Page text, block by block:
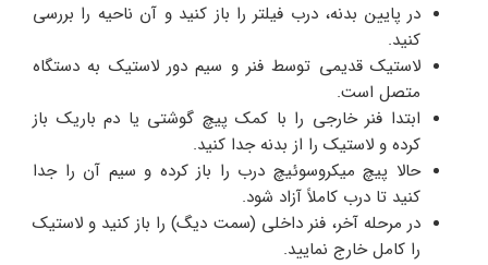
در پایین بدنه، درب فیلتر را باز کنید و آن ناحیه را بررسی
کنید.
لاستیک قدیمی توسط فنر و سیم دور لاستیک به دستگاه
متصل است.
ابتدا فنر خارجی را با کمک پیچ‌ گوشتی یا دم‌ باریک باز
کرده و لاستیک را از بدنه جدا کنید.
حالا پیچ میکروسوئیچ درب را باز کرده و سیم آن را جدا
کنید تا درب کاملاً آزاد شود.
در مرحله آخر، فنر داخلی (سمت دیگ) را باز کنید و لاستیک
را کامل خارج نمایید.